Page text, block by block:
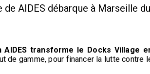
AIDES débarque à Marseille du
AIDES transforme le Docks Village
de gamme, pour financer la lutte contre